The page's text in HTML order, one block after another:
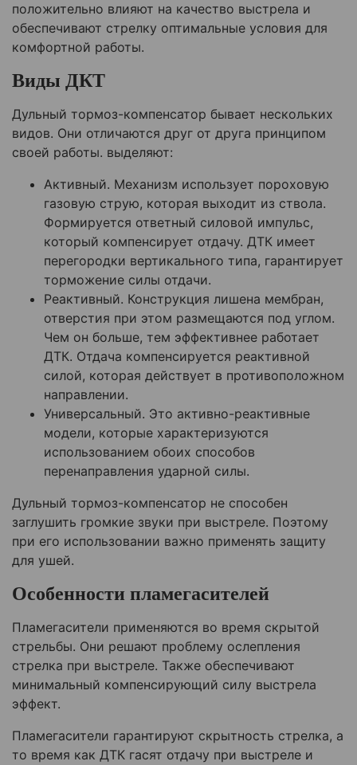
положительно влияют на качество выстрела и
обеспечивают стрелку оптимальные условия для
комфортной работы.
Виды ДКТ
Дульный тормоз-компенсатор бывает нескольких
видов. Они отличаются друг от друга принципом
своей работы. выделяют:
Активный. Механизм использует пороховую
газовую струю, которая выходит из ствола.
Формируется ответный силовой импульс,
который компенсирует отдачу. ДТК имеет
перегородки вертикального типа, гарантирует
торможение силы отдачи.
Реактивный. Конструкция лишена мембран,
отверстия при этом размещаются под углом.
Чем он больше, тем эффективнее работает
ДТК. Отдача компенсируется реактивной
силой, которая действует в противоположном
направлении.
Универсальный. Это активно-реактивные
модели, которые характеризуются
использованием обоих способов
перенаправления ударной силы.
Дульный тормоз-компенсатор не способен
заглушить громкие звуки при выстреле. Поэтому
при его использовании важно применять защиту
для ушей.
Особенности пламегасителей
Пламегасители применяются во время скрытой
стрельбы. Они решают проблему ослепления
стрелка при выстреле. Также обеспечивают
минимальный компенсирующий силу выстрела
эффект.
Пламегасители гарантируют скрытность стрелка, а
то время как ДТК гасят отдачу при выстреле и